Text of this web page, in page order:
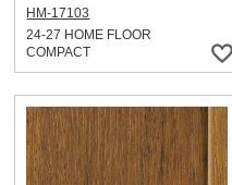
HM-17103
24-27 HOME FLOOR
COMPACT